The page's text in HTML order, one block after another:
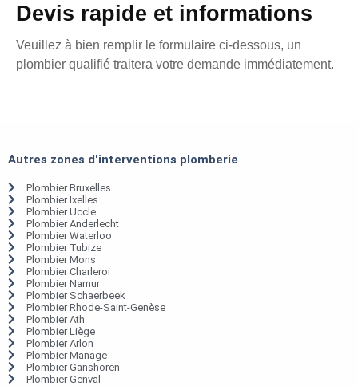
Devis rapide et informations
Veuillez à bien remplir le formulaire ci-dessous, un
plombier qualifié traitera votre demande immédiatement.
Autres zones d'interventions plomberie
Plombier Bruxelles
Plombier Ixelles
Plombier Uccle
Plombier Anderlecht
Plombier Waterloo
Plombier Tubize
Plombier Mons
Plombier Charleroi
Plombier Namur
Plombier Schaerbeek
Plombier Rhode-Saint-Genèse
Plombier Ath
Plombier Liège
Plombier Arlon
Plombier Manage
Plombier Ganshoren
Plombier Genval